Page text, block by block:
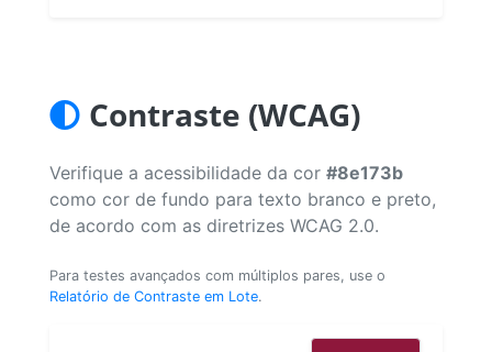
Contraste (WCAG)
Verifique a acessibilidade da cor #8e173b
como cor de fundo para texto branco e preto,
de acordo com as diretrizes WCAG 2.0.
Para testes avançados com múltiplos pares, use o
Relatório de Contraste em Lote.